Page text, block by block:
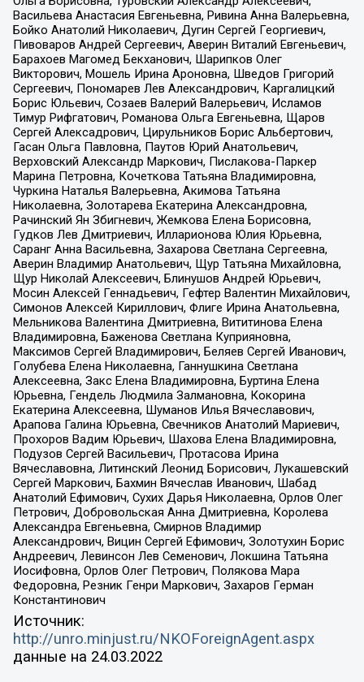
Васильева Анастасия Евгеньевна, Ривина Анна Валерьевна,
Бойко Анатолий Николаевич, Дугин Сергей Георгиевич,
Пивоваров Андрей Сергеевич, Аверин Виталий Евгеньевич,
Барахоев Магомед Бекханович, Шарипков Олег
Викторович, Мошель Ирина Ароновна, Шведов Григорий
Сергеевич, Пономарев Лев Александрович, Каргалицкий
Борис Юльевич, Созаев Валерий Валерьевич, Исламов
Тимур Рифгатович, Романова Ольга Евгеньевна, Щаров
Сергей Алексадрович, Цирульников Борис Альбертович,
Гасан Ольга Павловна, Паутов Юрий Анатольевич,
Верховский Александр Маркович, Пислакова-Паркер
Марина Петровна, Кочеткова Татьяна Владимировна,
Чуркина Наталья Валерьевна, Акимова Татьяна
Николаевна, Золотарева Екатерина Александровна,
Рачинский Ян Збигневич, Жемкова Елена Борисовна,
Гудков Лев Дмитриевич, Илларионова Юлия Юрьевна,
Саранг Анна Васильевна, Захарова Светлана Сергеевна,
Аверин Владимир Анатольевич, Щур Татьяна Михайловна,
Щур Николай Алексеевич, Блинушов Андрей Юрьевич,
Мосин Алексей Геннадьевич, Гефтер Валентин Михайлович,
Симонов Алексей Кириллович, Флиге Ирина Анатольевна,
Мельникова Валентина Дмитриевна, Вититинова Елена
Владимировна, Баженова Светлана Куприяновна,
Максимов Сергей Владимирович, Беляев Сергей Иванович,
Голубева Елена Николаевна, Ганнушкина Светлана
Алексеевна, Закс Елена Владимировна, Буртина Елена
Юрьевна, Гендель Людмила Залмановна, Кокорина
Екатерина Алексеевна, Шуманов Илья Вячеславович,
Арапова Галина Юрьевна, Свечников Анатолий Мариевич,
Прохоров Вадим Юрьевич, Шахова Елена Владимировна,
Подузов Сергей Васильевич, Протасова Ирина
Вячеславовна, Литинский Леонид Борисович, Лукашевский
Сергей Маркович, Бахмин Вячеслав Иванович, Шабад
Анатолий Ефимович, Сухих Дарья Николаевна, Орлов Олег
Петрович, Добровольская Анна Дмитриевна, Королева
Александра Евгеньевна, Смирнов Владимир
Александрович, Вицин Сергей Ефимович, Золотухин Борис
Андреевич, Левинсон Лев Семенович, Локшина Татьяна
Иосифовна, Орлов Олег Петрович, Полякова Мара
Федоровна, Резник Генри Маркович, Захаров Герман
Константинович
Источник:
http://unro.minjust.ru/NKOForeignAgent.aspx
данные на 24.03.2022